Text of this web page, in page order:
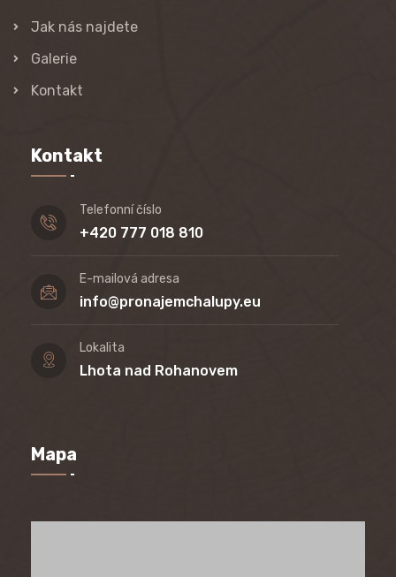
Jak nás najdete
Galerie
Kontakt
Kontakt
Telefonní číslo
+420 777 018 810
E-mailová adresa
info@pronajemchalupy.eu
Lokalita
Lhota nad Rohanovem
Mapa